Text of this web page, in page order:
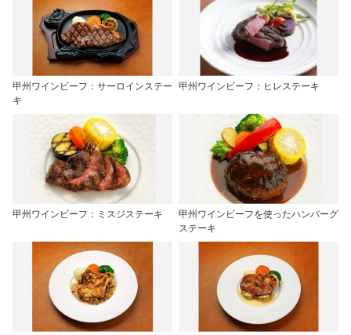
甲州ワインビーフ：サーロインステー
キ
甲州ワインビーフ：ヒレステーキ
甲州ワインビーフ：ミスジステーキ
甲州ワインビーフを使ったハンバーグ
ステーキ